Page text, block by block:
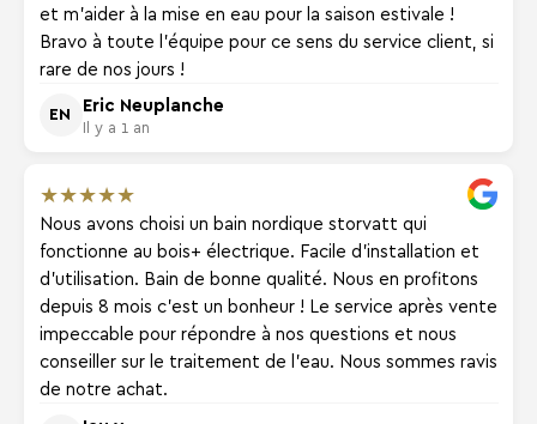
et m'aider à la mise en eau pour la saison estivale !
Bravo à toute l'équipe pour ce sens du service client, si
rare de nos jours !
EN
Eric Neuplanche
Il y a 1 an
★★★★★
Nous avons choisi un bain nordique storvatt qui
fonctionne au bois+ électrique. Facile d'installation et
d'utilisation. Bain de bonne qualité. Nous en profitons
depuis 8 mois c'est un bonheur ! Le service après vente
impeccable pour répondre à nos questions et nous
conseiller sur le traitement de l'eau. Nous sommes ravis
de notre achat.